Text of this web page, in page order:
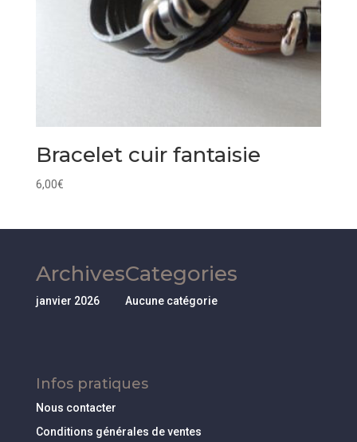
Bracelet cuir fantaisie
6,00€
Archives
janvier 2026
Categories
Aucune catégorie
Infos pratiques
Nous contacter
Conditions générales de ventes